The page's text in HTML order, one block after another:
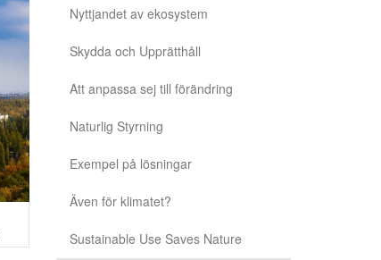
Nyttjandet av ekosystem
Skydda och Upprätthåll
Att anpassa sej till förändring
Naturlig Styrning
Exempel på lösningar
Även för klimatet?
Sustainable Use Saves Nature